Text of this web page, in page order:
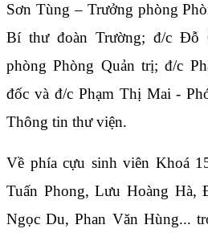
Sơn Tùng – Trưởng phòng
Bí thư đoàn Trường; đ/c Đỗ
phòng Phòng Quản trị; đ/c
đốc và đ/c Phạm Thị Mai -
Thông tin thư viện.
Về phía cựu sinh viên Khoá
Tuấn Phong, Lưu Hoàng Hà,
Ngọc Du, Phan Văn Hùng...